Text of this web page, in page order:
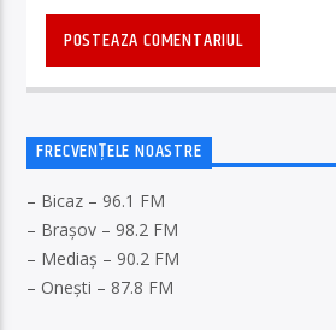
FRECVENȚELE NOASTRE
– Bicaz – 96.1 FM
– Brașov – 98.2 FM
– Mediaș – 90.2 FM
– Onești – 87.8 FM